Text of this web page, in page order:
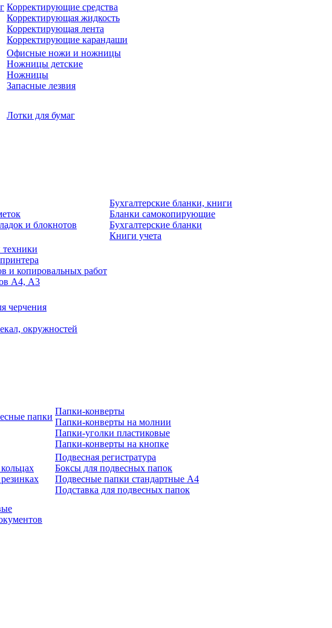
Корректирующие средства
Корректирующая жидкость
Корректирующая лента
Корректирующие карандаши
Офисные ножи и ножницы
Ножницы детские
Ножницы
Запасные лезвия
Лотки для бумаг
и блокнотов
Бухгалтерские бланки, книги
Бланки самокопирующие
Бухгалтерские бланки
Книги учета
техники
и копировальных работ
А4, А3
черчения
окружностей
папки
Папки-конверты
Папки-конверты на молнии
Папки-уголки пластиковые
Папки-конверты на кнопке
Подвесная регистратура
Боксы для подвесных папок
Подвесные папки стандартные А4
Подставка для подвесных папок